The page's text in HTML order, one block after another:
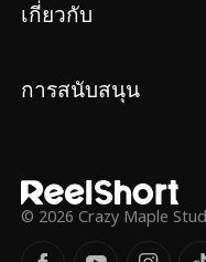
เกี่ยวกับ
การสนับสนุน
© 2026 Crazy Maple